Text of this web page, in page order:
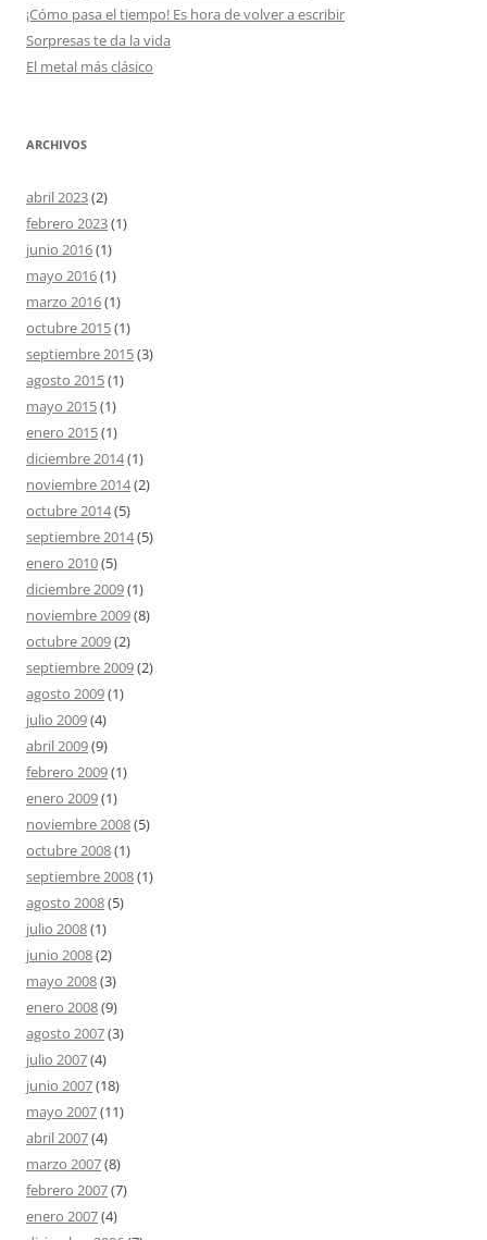
¡Cómo pasa el tiempo! Es hora de volver a escribir
Sorpresas te da la vida
El metal más clásico
ARCHIVOS
abril 2023(2)
febrero 2023(1)
junio 2016(1)
mayo 2016(1)
marzo 2016(1)
octubre 2015(1)
septiembre 2015(3)
agosto 2015(1)
mayo 2015(1)
enero 2015(1)
diciembre 2014(1)
noviembre 2014(2)
octubre 2014(5)
septiembre 2014(5)
enero 2010(5)
diciembre 2009(1)
noviembre 2009(8)
octubre 2009(2)
septiembre 2009(2)
agosto 2009(1)
julio 2009(4)
abril 2009(9)
febrero 2009(1)
enero 2009(1)
noviembre 2008(5)
octubre 2008(1)
septiembre 2008(1)
agosto 2008(5)
julio 2008(1)
junio 2008(2)
mayo 2008(3)
enero 2008(9)
agosto 2007(3)
julio 2007(4)
junio 2007(18)
mayo 2007(11)
abril 2007(4)
marzo 2007(8)
febrero 2007(7)
enero 2007(4)